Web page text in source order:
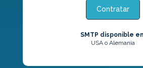
Contratar
SMTP disponible
USA o Alemania